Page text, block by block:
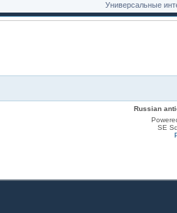
Универсальные
Russian
SE